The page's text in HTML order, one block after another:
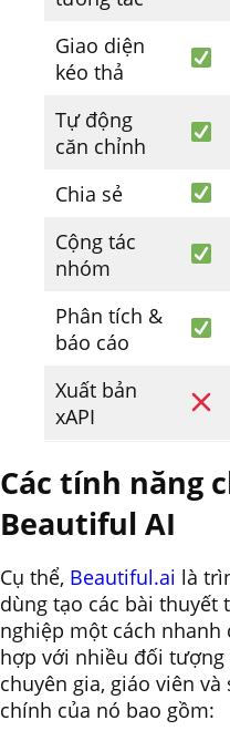
Giao diện
kéo thả
Tự động
căn chỉnh
Chia sẻ
Cộng tác
nhóm
Phân tích &
báo cáo
Xuất bản
xAPI
Các tính năng
Beautiful AI
Cụ thể, Beautiful.ai là
dùng tạo các bài thuyết
nghiệp một cách nhanh
hợp với nhiều đối
chuyên gia, giáo viên
chính của nó bao gồm: